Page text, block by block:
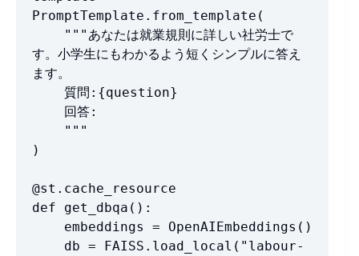
PromptTemplate.from_template(
す。小学生にもわかるよう短くシンプルに答え
ます。
)
@st.cache_resource
def get_dbqa():